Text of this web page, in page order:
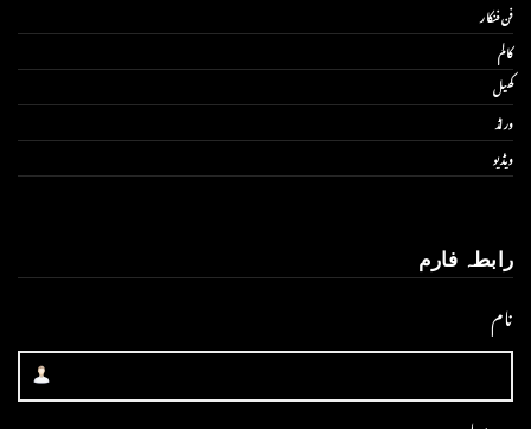
فن فنکار
کالم
کھیل
ورلڈ
ویڈیو
رابطہ فارم
نام